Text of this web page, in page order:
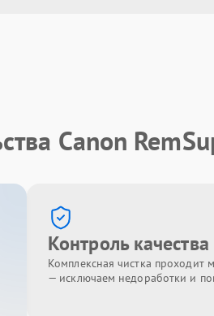
Canon
Контроль качества
Комплексная чистка проходит
— исключаем недоработки и